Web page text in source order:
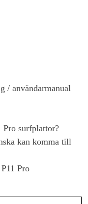
/ användarmanual
Pro surfplattor?
kan komma till
Pro